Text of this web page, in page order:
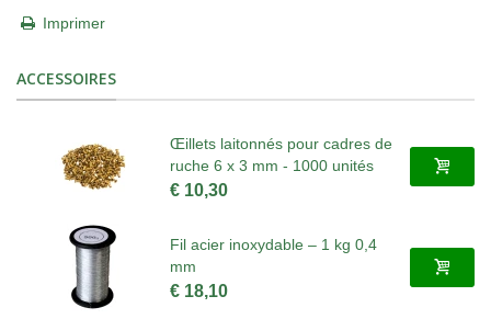
Imprimer
ACCESSOIRES
Œillets laitonnés pour cadres de
ruche 6 x 3 mm - 1000 unités
€ 10,30
Fil acier inoxydable – 1 kg 0,4
mm
€ 18,10